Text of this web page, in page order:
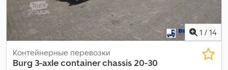
1 / 14
Контейнерные перевозки
Burg 3-axle container chassis 20-30